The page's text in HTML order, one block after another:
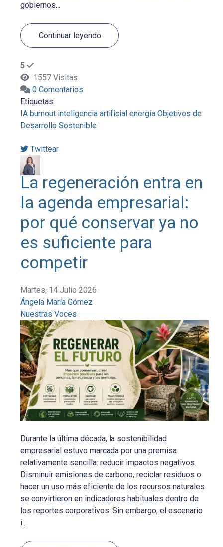
gobiernos...
Continuar leyendo
5
1557 Visitas
0 Comentarios
Etiquetas:
IA burnout inteligencia artificial energía Objetivos de
Desarrollo Sostenible
Twittear
La regeneración entra en
la agenda empresarial:
por qué conservar ya no
es suficiente para
competir
Martes, 14 Julio 2026
Ángela María Gómez
Nuestras Voces
Durante la última década, la sostenibilidad
empresarial estuvo marcada por una premisa
relativamente sencilla: reducir impactos negativos.
Disminuir emisiones de carbono, reciclar residuos o
hacer un uso más eficiente de los recursos naturales
se convirtieron en indicadores habituales dentro de
los reportes corporativos. Sin embargo, el escenario
i...